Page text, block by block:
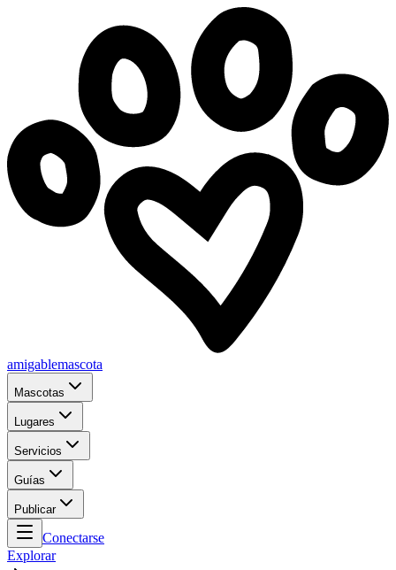
amigablemascota
Mascotas
Lugares
Servicios
Guías
Publicar
Conectarse
Explorar